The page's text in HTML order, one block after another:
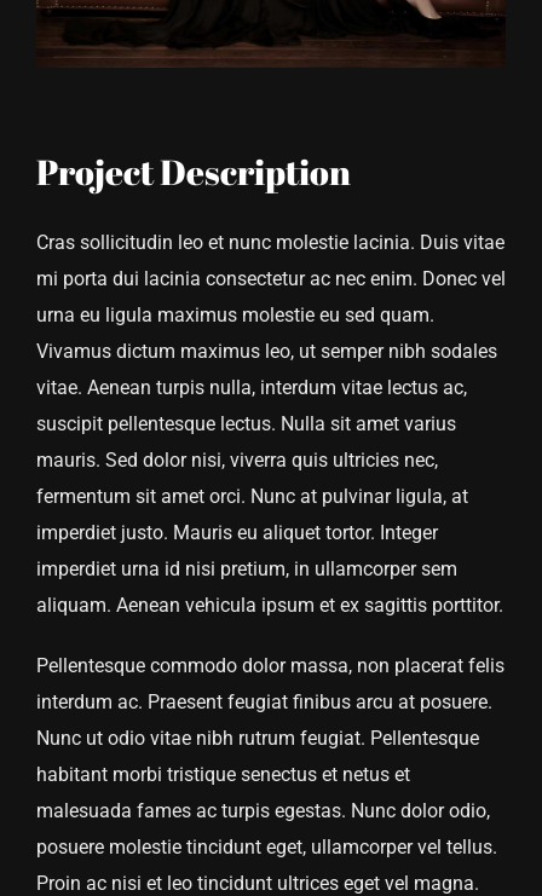
Project Description
Cras sollicitudin leo et nunc molestie lacinia. Duis vitae
mi porta dui lacinia consectetur ac nec enim. Donec vel
urna eu ligula maximus molestie eu sed quam.
Vivamus dictum maximus leo, ut semper nibh sodales
vitae. Aenean turpis nulla, interdum vitae lectus ac,
suscipit pellentesque lectus. Nulla sit amet varius
mauris. Sed dolor nisi, viverra quis ultricies nec,
fermentum sit amet orci. Nunc at pulvinar ligula, at
imperdiet justo. Mauris eu aliquet tortor. Integer
imperdiet urna id nisi pretium, in ullamcorper sem
aliquam. Aenean vehicula ipsum et ex sagittis porttitor.
Pellentesque commodo dolor massa, non placerat felis
interdum ac. Praesent feugiat finibus arcu at posuere.
Nunc ut odio vitae nibh rutrum feugiat. Pellentesque
habitant morbi tristique senectus et netus et
malesuada fames ac turpis egestas. Nunc dolor odio,
posuere molestie tincidunt eget, ullamcorper vel tellus.
Proin ac nisi et leo tincidunt ultrices eget vel magna.